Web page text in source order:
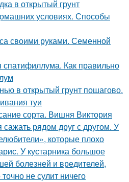
в открытый грунт
условиях. Способы
своими руками. Семенной
Как правильно
в открытый грунт пошагово.
туи
сорта. Вишня Виктория
сажать рядом друг с другом. У
которые плохо
У кустарника большое
болезней и вредителей,
не сулит ничего